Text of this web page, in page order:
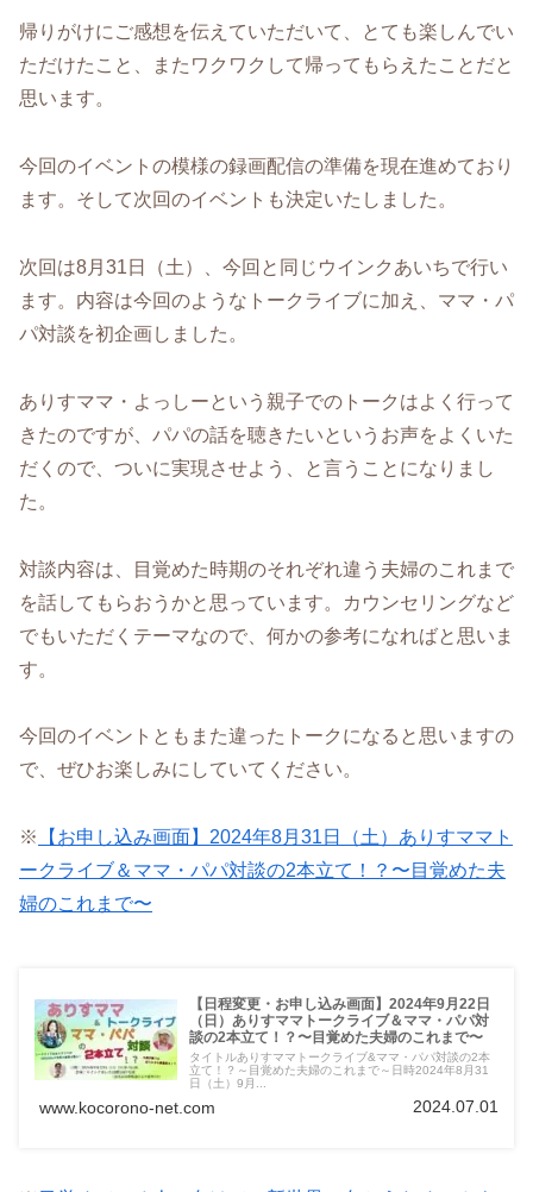
帰りがけにご感想を伝えていただいて、とても楽しんでい
ただけたこと、またワクワクして帰ってもらえたことだと
思います。
今回のイベントの模様の録画配信の準備を現在進めており
ます。そして次回のイベントも決定いたしました。
次回は8月31日（土）、今回と同じウインクあいちで行い
ます。内容は今回のようなトークライブに加え、ママ・パ
パ対談を初企画しました。
ありすママ・よっしーという親子でのトークはよく行って
きたのですが、パパの話を聴きたいというお声をよくいた
だくので、ついに実現させよう、と言うことになりまし
た。
対談内容は、目覚めた時期のそれぞれ違う夫婦のこれまで
を話してもらおうかと思っています。カウンセリングなど
でもいただくテーマなので、何かの参考になればと思いま
す。
今回のイベントともまた違ったトークになると思いますの
で、ぜひお楽しみにしていてください。
※
【お申し込み画面】2024年8月31日（土）ありすママト
ークライブ＆ママ・パパ対談の2本立て！？〜目覚めた夫
婦のこれまで〜
【日程変更・お申し込み画面】2024年9月22日
（日）ありすママトークライブ＆ママ・パパ対
談の2本立て！？〜目覚めた夫婦のこれまで〜
タイトルありすママトークライブ&ママ・パパ対談の2本
立て！？～目覚めた夫婦のこれまで～日時2024年8月31
日（土）9月...
www.kocorono-net.com 2024.07.01